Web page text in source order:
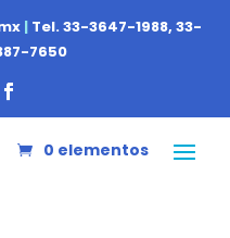
| Tel. 33-3647-1988, 33-
7650
0 elementos